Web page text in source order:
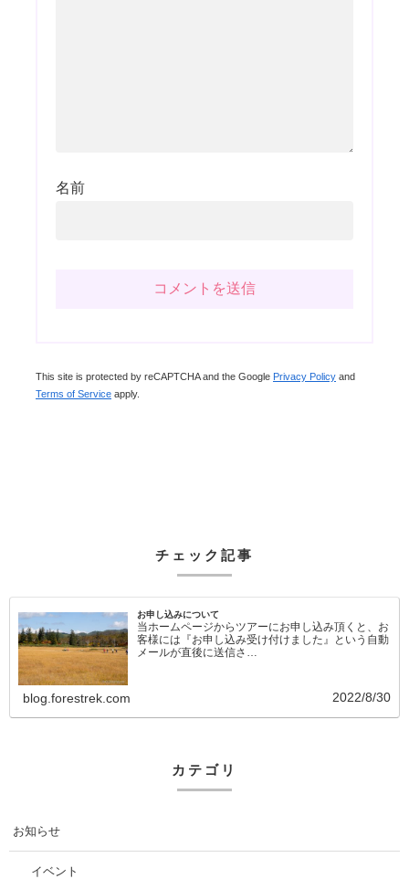
名前
This site is protected by reCAPTCHA and the Google Privacy Policy and
Terms of Service apply.
チェック記事
お申し込みについて
当ホームページからツアーにお申し込み頂くと、お
客様には『お申し込み受け付けました』という自動
メールが直後に送信さ…
blog.forestrek.com 2022/8/30
カテゴリ
お知らせ
イベント